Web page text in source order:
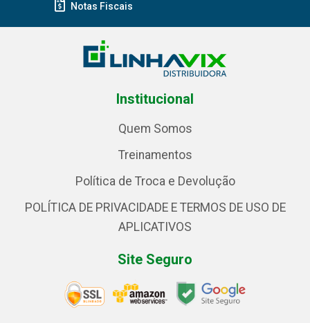
Notas Fiscais
Institucional
Quem Somos
Treinamentos
Política de Troca e Devolução
POLÍTICA DE PRIVACIDADE E TERMOS DE USO DE
APLICATIVOS
Site Seguro